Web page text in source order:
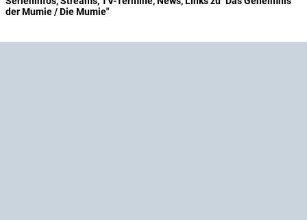
der Mumie / Die Mumie"